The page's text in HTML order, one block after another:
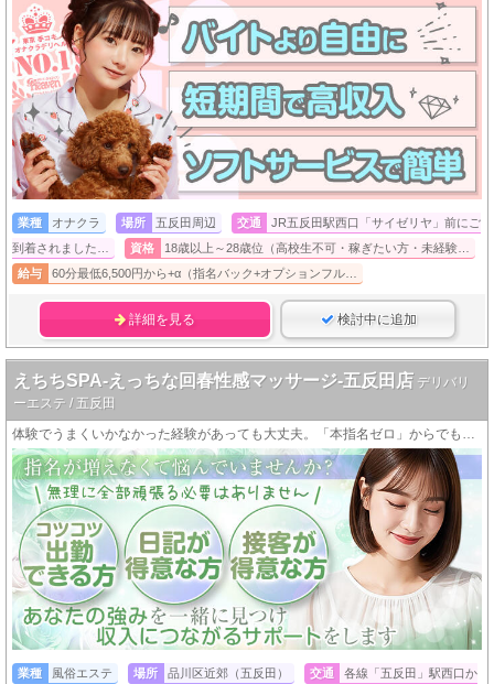
業種 オナクラ 場所 五反田周辺 交通
JR五反田駅西口「サイゼリヤ」前にご
到着されました…
資格
18歳以上～28歳位（高校生不可・稼ぎたい方・未経験…
給与
60分最低6,500円から+α（指名バック+オプションフル…
詳細を見る 検討中に追加
えちちSPA-えっちな回春性感マッサージ-五反田店 デリバリ
ーエステ / 五反田
体験でうまくいかなかった経験があっても大丈夫。「本指名ゼロ」からでも、ちゃんと稼げるお店です。
業種 風俗エステ 場所 品川区近郊（五反田） 交通
各線「五反田」駅西口か